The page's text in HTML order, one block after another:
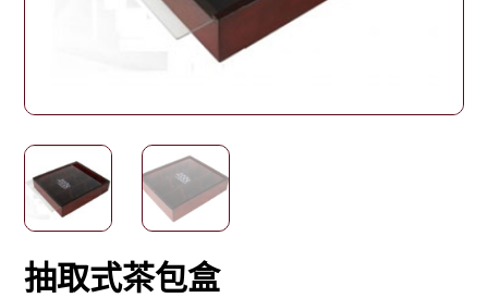
抽取式茶包盒